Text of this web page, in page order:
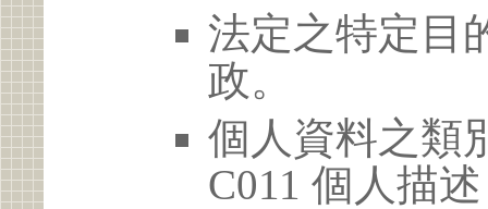
法定之特定目
政。
個人資料之類
C011 個人描述